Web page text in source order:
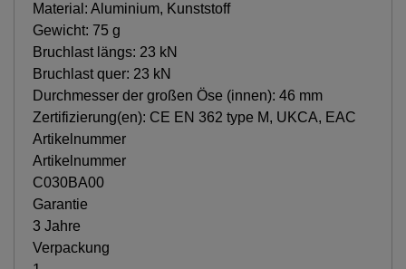
Material: Aluminium, Kunststoff
Gewicht: 75 g
Bruchlast längs: 23 kN
Bruchlast quer: 23 kN
Durchmesser der großen Öse (innen): 46 mm
Zertifizierung(en): CE EN 362 type M, UKCA, EAC
Artikelnummer
Artikelnummer
C030BA00
Garantie
3 Jahre
Verpackung